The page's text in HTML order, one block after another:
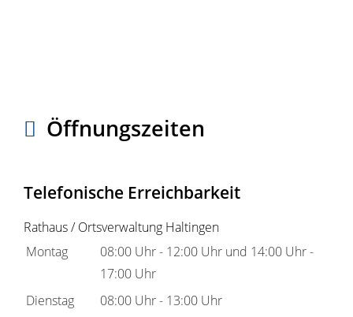
Öffnungszeiten
Telefonische Erreichbarkeit
Rathaus / Ortsverwaltung Haltingen
Montag
08:00 Uhr- 12:00 Uhr und 14:00 Uhr-
17:00 Uhr
Dienstag
08:00 Uhr- 13:00 Uhr